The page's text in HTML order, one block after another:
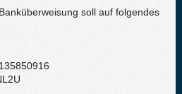
soll auf folgendes